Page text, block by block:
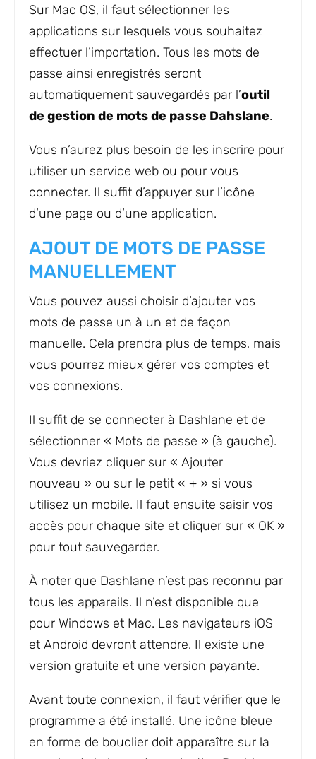
Sur Mac OS, il faut sélectionner les
applications sur lesquels vous souhaitez
effectuer l’importation. Tous les mots de
passe ainsi enregistrés seront
automatiquement sauvegardés par l’outil
de gestion de mots de passe Dahslane.
Vous n’aurez plus besoin de les inscrire pour
utiliser un service web ou pour vous
connecter. Il suffit d’appuyer sur l’icône
d’une page ou d’une application.
AJOUT DE MOTS DE PASSE
MANUELLEMENT
Vous pouvez aussi choisir d’ajouter vos
mots de passe un à un et de façon
manuelle. Cela prendra plus de temps, mais
vous pourrez mieux gérer vos comptes et
vos connexions.
Il suffit de se connecter à Dashlane et de
sélectionner « Mots de passe » (à gauche).
Vous devriez cliquer sur « Ajouter
nouveau » ou sur le petit « + » si vous
utilisez un mobile. Il faut ensuite saisir vos
accès pour chaque site et cliquer sur « OK »
pour tout sauvegarder.
À noter que Dashlane n’est pas reconnu par
tous les appareils. Il n’est disponible que
pour Windows et Mac. Les navigateurs iOS
et Android devront attendre. Il existe une
version gratuite et une version payante.
Avant toute connexion, il faut vérifier que le
programme a été installé. Une icône bleue
en forme de bouclier doit apparaître sur la